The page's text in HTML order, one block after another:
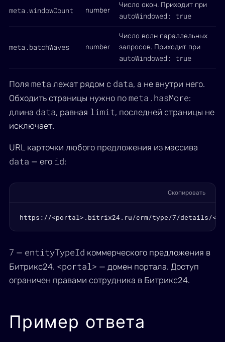
meta.windowCount number
Число окон. Приходит при
autoWindowed: true
meta.batchWaves number
Число волн параллельных
запросов. Приходит при
autoWindowed: true
Поля meta лежат рядом с data, а не внутри него.
Обходить страницы нужно по meta.hasMore:
длина data, равная limit, последней страницы не
исключает.
URL карточки любого предложения из массива
data — его id:
Скопировать
https://<portal>.bitrix24.ru/crm/type/7/details/
7 — entityTypeId коммерческого предложения в
Битрикс24. <portal> — домен портала. Доступ
ограничен правами сотрудника в Битрикс24.
Пример ответа